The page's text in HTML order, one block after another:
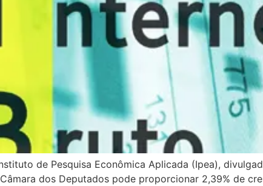
de Pesquisa Econômica Aplicada (Ipea),
dos Deputados pode proporcionar 2,39% de